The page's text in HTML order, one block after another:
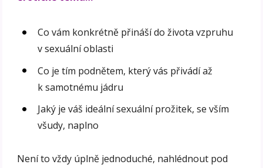
Co vám konkrétně přináší do života vzpruhu
v sexuální oblasti
Co je tím podnětem, který vás přivádí až
k samotnému jádru
Jaký je váš ideální sexuální prožitek, se vším
všudy, naplno
Není to vždy úplně jednoduché, nahlédnout pod